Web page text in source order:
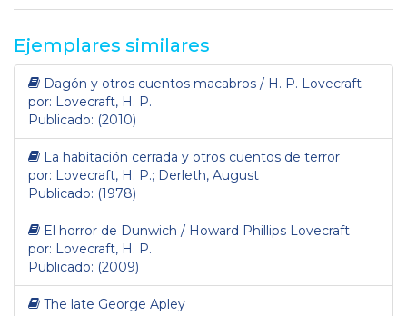
Ejemplares similares
Dagón y otros cuentos macabros / H. P. Lovecraft
por: Lovecraft, H. P.
Publicado: (2010)
La habitación cerrada y otros cuentos de terror
por: Lovecraft, H. P.; Derleth, August
Publicado: (1978)
El horror de Dunwich / Howard Phillips Lovecraft
por: Lovecraft, H. P.
Publicado: (2009)
The late George Apley